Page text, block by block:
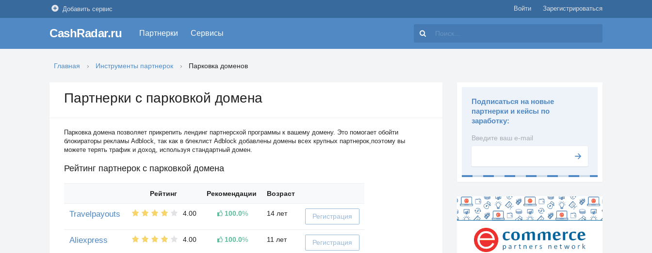
Войти Зарегистрироваться
Добавить сервис
CashRadar.ru Партнерки Сервисы Найти
Главная Инструменты партнерок Парковка доменов
Партнерки с парковкой домена
Парковка домена позволяет прикрепить лендинг партнерской программы к вашему домену. Это помогает обойти
блокираторы рекламы Adblock, так как в блеклист Adblock добавлены домены всех крупных партнерок,поэтому вы
можете терять трафик и доход, используя стандартный домен.
Рейтинг партнерок с парковкой домена
Рейтинг Рекомендации Возраст
Travelpayouts 4.00 100.0% 14 лет Регистрация
Aliexpress 4.00 100.0% 11 лет Регистрация
Подписаться на новые
партнерки и кейсы по
заработку:
Введите ваш e-mail